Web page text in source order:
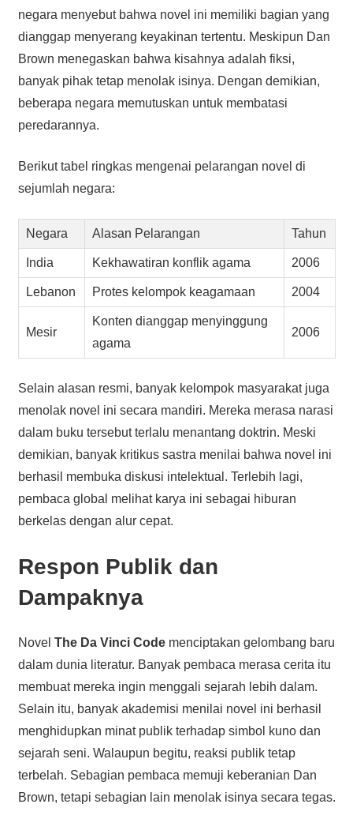
negara menyebut bahwa novel ini memiliki bagian yang
dianggap menyerang keyakinan tertentu. Meskipun Dan
Brown menegaskan bahwa kisahnya adalah fiksi,
banyak pihak tetap menolak isinya. Dengan demikian,
beberapa negara memutuskan untuk membatasi
peredarannya.
Berikut tabel ringkas mengenai pelarangan novel di
sejumlah negara:
Negara Alasan Pelarangan Tahun
India Kekhawatiran konflik agama 2006
Lebanon Protes kelompok keagamaan 2004
Mesir
Konten dianggap menyinggung
agama
2006
Selain alasan resmi, banyak kelompok masyarakat juga
menolak novel ini secara mandiri. Mereka merasa narasi
dalam buku tersebut terlalu menantang doktrin. Meski
demikian, banyak kritikus sastra menilai bahwa novel ini
berhasil membuka diskusi intelektual. Terlebih lagi,
pembaca global melihat karya ini sebagai hiburan
berkelas dengan alur cepat.
Respon Publik dan
Dampaknya
Novel The Da Vinci Codemenciptakan gelombang baru
dalam dunia literatur. Banyak pembaca merasa cerita itu
membuat mereka ingin menggali sejarah lebih dalam.
Selain itu, banyak akademisi menilai novel ini berhasil
menghidupkan minat publik terhadap simbol kuno dan
sejarah seni. Walaupun begitu, reaksi publik tetap
terbelah. Sebagian pembaca memuji keberanian Dan
Brown, tetapi sebagian lain menolak isinya secara tegas.